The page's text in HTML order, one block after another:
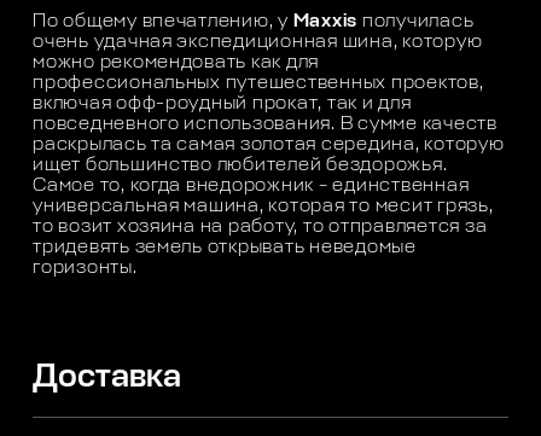
По общему впечатлению, у Maxxis получилась
очень удачная экспедиционная шина, которую
можно рекомендовать как для
профессиональных путешественных проектов,
включая офф-роудный прокат, так и для
повседневного использования. В сумме качеств
раскрылась та самая золотая середина, которую
ищет большинство любителей бездорожья.
Самое то, когда внедорожник – единственная
универсальная машина, которая то месит грязь,
то возит хозяина на работу, то отправляется за
тридевять земель открывать неведомые
горизонты.
Доставка